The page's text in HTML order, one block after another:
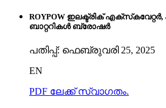
ROYPOW ഇലക്ട്രിക്
ബാറ്ററികൾ ബ്രോഷർ
പതിപ്പ്: ഫെബ്രുവരി 25, 2025
EN
PDF ലേക്ക് സ്വാഗതം.